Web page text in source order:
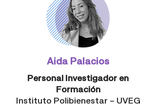
Aida Palacios
Personal Investigador en
Formación
Instituto Polibienestar – UVEG